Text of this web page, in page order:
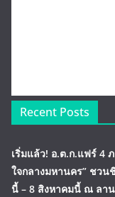
Recent Posts
เริ่มแล้ว! อ.ต.ก.แฟร์ 4
ใจกลางมหานคร” ชว
นี้ – 8 สิงหาคมนี้ ณ ลา